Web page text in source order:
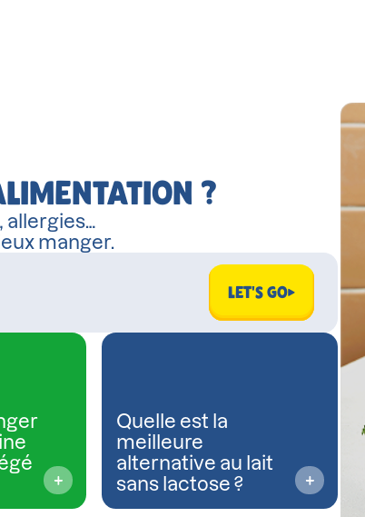
?
allergies…
manger.
LET'S GO
Quelle est la
meilleure
alternative au lait
sans lactose ?